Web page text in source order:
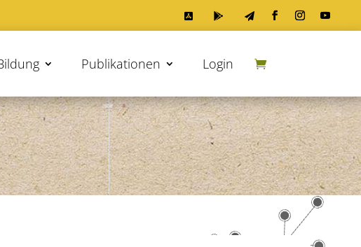



Publikationen Login